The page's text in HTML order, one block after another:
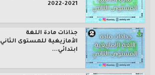
2021-2022
جذاذات مادة اللغة
الأمازيغية للمستوى الثاني
ابتدائي...